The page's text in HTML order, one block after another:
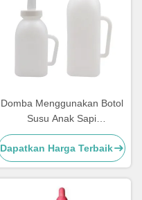
Domba Menggunakan Botol
Susu Anak Sapi
Penyimpanan Susu Plastik
Dengan Pegangan
Dapatkan Harga Terbaik